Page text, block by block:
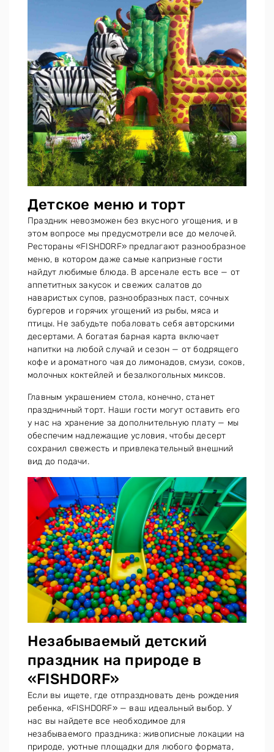
Детское меню и торт
Праздник невозможен без вкусного угощения, и в
этом вопросе мы предусмотрели все до мелочей.
Рестораны «FISHDORF» предлагают разнообразное
меню, в котором даже самые капризные гости
найдут любимые блюда. В арсенале есть все — от
аппетитных закусок и свежих салатов до
наваристых супов, разнообразных паст, сочных
бургеров и горячих угощений из рыбы, мяса и
птицы. Не забудьте побаловать себя авторскими
десертами. А богатая барная карта включает
напитки на любой случай и сезон — от бодрящего
кофе и ароматного чая до лимонадов, смузи, соков,
молочных коктейлей и безалкогольных миксов.
Главным украшением стола, конечно, станет
праздничный торт. Наши гости могут оставить его
у нас на хранение за дополнительную плату — мы
обеспечим надлежащие условия, чтобы десерт
сохранил свежесть и привлекательный внешний
вид до подачи.
Незабываемый детский
праздник на природе в
«FISHDORF»
Если вы ищете, где отпраздновать день рождения
ребенка, «FISHDORF» — ваш идеальный выбор. У
нас вы найдете все необходимое для
незабываемого праздника: живописные локации на
природе, уютные площадки для любого формата,